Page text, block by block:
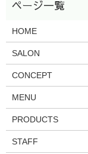
HOME
SALON
CONCEPT
MENU
PRODUCTS
STAFF